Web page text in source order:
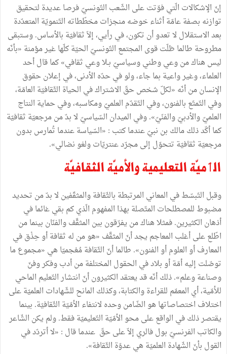
إنّ الإشكالات الّتيفوّتتعلى الشّعب التّونسيّفرصاعديدة لتحقيق
توازنه بصفةعامّةأثناءخوضهمنجزاتمخطّطاته التّنمويّة المتعدّدة
بعدالاستقلال لاتعدوأن تكون،في رأيي،إلاّثقافيّة بالأساس.وستبقى
مطروحة طالما ظلّتقوى المجتمع التّونسيّ الحيّةكلّهاغيرمؤمنة «بأنّه
ليس هناكمنوعيوطنيوسياسيّ بـلاوعي ثقافي»كماقالأحد
العلماء،وغيرواعية بماجاء،ولوفيحدّه الأدنى،في إعلانحقوق
الإنسانمنأنّه «لكلّ شخصحقّ الاشتراكفي الحياة الثّقافيّة العامّة،
وفي التّمتّع بالفنون،وفي التّقدّم العلميّومكاسبه،وفيحماية النتاج
العلميّوالأدبيّوالفنّيّ»
.وفي الميدان السّياسيّ لابدّمنمرجعيّة ثقافيّة
كماأكّدذلكمالك بن نبيّعندماكتب :
«السّياسةعندما تُمارس بدون
مرجعيّة ثقافيّة تتحوّل إلىمجرّدعنتريّاتولغونضالي»
.
الٲميّة التعليمية والأميّة الثقافيّة
وقبل التّبسّطفي المعاني المرتبطة بالثّقافةوالمثقّفين لابدّمن تحديد
مضبوط للمصطلحات المتّصلة بهذا المفهوم الّذيكم بقيغائمافي
أذهان الكثيرين.فمثلاهناكمن يفرّقون بين المثقَّفوالفنّان بينمامن
اطّلععلىأغلب المعاجم يجدأنّ المثقَّف «هومن له ثقافةأوحِذْقفي
المعارفأوالعلومأوالفنون»
. طالماأنّ الثّقافةمُعْجميّا هي «مجموعما
توصّلت إليهأمّةأوبلادفي الحقول المختلفةمنأدبوفكروفنّ
وصناعةوعلم»
.ذلكأنّهقديعتقدالكثيرونأنّ انتشارالتّعليم الماحي
للأمّية،أي المعمّم للقراءةوالكتابة،وكذلك المانح للشّهادات العلميّةعلى
اختلاف اختصاصاتها هوالضّامنوحده لانتفاء الأمّيّة الثّقافيّة. بينما
يقتصرذلكفي الواقععلىمحوالأمّيّة التّعليميّةفقط.ولم يكن الشّاعر
والكاتب الفرنسيّ بولفالري إلاّعلىحقّ عندماقال :
«لاأتردّدفي
القول بأنّ الشّهادة العلميّة هيعدوّة الثّقافة»
.